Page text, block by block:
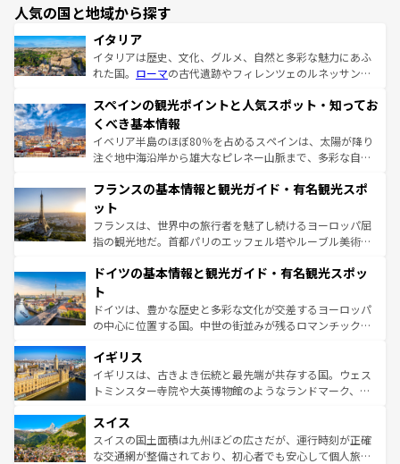
人気の国と地域から探す
イタリア
イタリアは歴史、文化、グルメ、自然と多彩な魅力にあふ
れた国。 ローマの古代遺跡やフィレンツェのルネッサンス
ろん、トスカーナの美しい田園風景やアマルフィ海岸の絶
景など、自然景観も見逃せない。観光の合間には、本場の
ピザやパスタなど、絶品のイタリア料理を堪能することも
できる。朝目覚めてから夜眠るまで、すべての瞬間を楽し
なお、新着のイタリア情報はコンテンツ一覧を参照してほ
しい。
スペインの観光ポイントと人気スポット・知ってお
くべき基本情報
イベリア半島のほぼ80％を占めるスペインは、太陽が降り
注ぐ地中海沿岸から雄大なピレネー山脈まで、多彩な自然
文化が根付くこの国では、情熱的なフラメンコ、熱気あふ
れる闘牛、そして美味しいタパスが生活の一部となってい
る。首都マドリードの洗練された雰囲気や、バルセロナの
アートに溢れた街角から、地方では古代ローマ遺跡や中世
せる。地方によって風土や気候が異なるスペインはその個
ンテンツ一覧 を参照してほしい。
フランスの基本情報と観光ガイド・有名観光スポ
ット
フランスは、世界中の旅行者を魅了し続けるヨーロッパ屈
指の観光地だ。首都パリのエッフェル塔やルーブル美術館
で、幅広い魅力が詰まっている。華麗な宮殿、歴史的な大
聖堂、美しいビーチ、そして豊かな自然が、訪れる者を心
から魅了する。また、フランスは美食の国としても知ら
れ、フランス料理はユネスコ無形文化遺産にも登録されて
香り高いラベンダー畑など、多彩な楽しみ方が可能だ。さ
らに、パリ以外の地域にも魅力が溢れており、どの街角に
も豊かな歴史と文化が息づいている。パリ以外の個性あふ
を参照してほしい。
ドイツの基本情報と観光ガイド・有名観光スポッ
ト
ドイツは、豊かな歴史と多彩な文化が交差するヨーロッパ
の中心に位置する国。中世の街並みが残るロマンチック街
顔を持つこの国は、どこを歩いても飽きることがない。ベ
ルリンの文化的活気、バイエルン州のアルプスの絶景、そ
してライン川沿いのワイン畑といった風景は必見。ビール
は、お酒好きな人にはぜひ体験してほしい。 なお、新着の
ドイツ情報はコンテンツ一覧を参照してほしい。
イギリス
イギリスは、古きよき伝統と最先端が共存する国。ウェス
トミンスター寺院や大英博物館のようなランドマーク、歴
リアごとに異なる魅力がある。また、優雅なアフタヌーン
ティー、ビール好きにはたまらない英国パブ、サッカー観
戦など、本場だからこそできる体験も豊富。イギリスを旅
スイス
スイスの国土面積は九州ほどの広さだが、運行時刻が正確
な交通網が整備されており、初心者でも安心して個人旅行